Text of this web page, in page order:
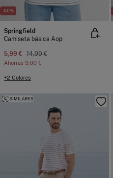
-60%
Springfield
Camiseta básica Aop
5,99 € 14,99 €
Ahorras 9,00 €
+2 Colores
SIMILARES